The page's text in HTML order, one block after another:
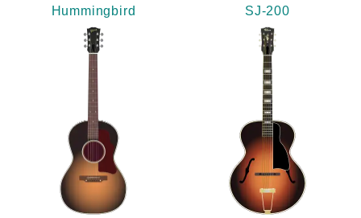
Hummingbird
SJ-200